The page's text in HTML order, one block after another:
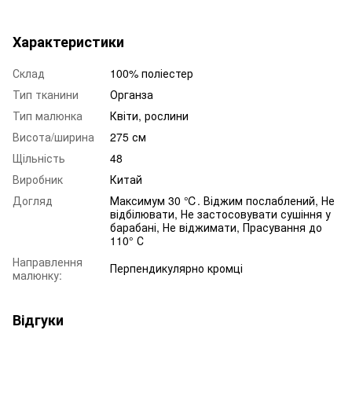
Характеристики
Склад
100% поліестер
Тип тканини
Органза
Тип малюнка
Квіти, рослини
Висота/ширина
275 см
Щільність
48
Виробник
Китай
Догляд
Максимум 30 ℃. Віджим послаблений, Не
відбілювати, Не застосовувати сушіння у
барабані, Не віджимати, Прасування до
110° С
Направлення
малюнку:
Перпендикулярно кромці
Відгуки